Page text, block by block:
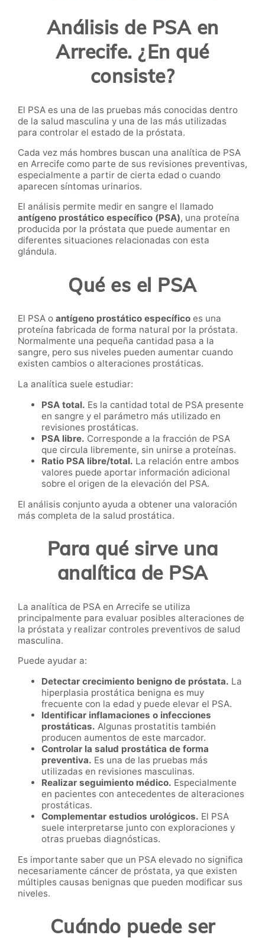
Análisis de PSA en
Arrecife. ¿En qué
consiste?
El PSA es una de las pruebas más conocidas dentro
de la salud masculina y una de las más utilizadas
para controlar el estado de la próstata.
Cada vez más hombres buscan una analítica de PSA
en Arrecife como parte de sus revisiones preventivas,
especialmente a partir de cierta edad o cuando
aparecen síntomas urinarios.
El análisis permite medir en sangre el llamado
antígeno prostático específico (PSA), una proteína
producida por la próstata que puede aumentar en
diferentes situaciones relacionadas con esta
glándula.
Qué es el PSA
El PSA o antígeno prostático específico es una
proteína fabricada de forma natural por la próstata.
Normalmente una pequeña cantidad pasa a la
sangre, pero sus niveles pueden aumentar cuando
existen cambios o alteraciones prostáticas.
La analítica suele estudiar:
PSA total. Es la cantidad total de PSA presente
en sangre y el parámetro más utilizado en
revisiones prostáticas.
PSA libre. Corresponde a la fracción de PSA
que circula libremente, sin unirse a proteínas.
Ratio PSA libre/total. La relación entre ambos
valores puede aportar información adicional
sobre el origen de la elevación del PSA.
El análisis conjunto ayuda a obtener una valoración
más completa de la salud prostática.
Para qué sirve una
analítica de PSA
La analítica de PSA en Arrecife se utiliza
principalmente para evaluar posibles alteraciones de
la próstata y realizar controles preventivos de salud
masculina.
Puede ayudar a:
Detectar crecimiento benigno de próstata. La
hiperplasia prostática benigna es muy
frecuente con la edad y puede elevar el PSA.
Identificar inflamaciones o infecciones
prostáticas. Algunas prostatitis también
producen aumentos de este marcador.
Controlar la salud prostática de forma
preventiva. Es una de las pruebas más
utilizadas en revisiones masculinas.
Realizar seguimiento médico. Especialmente
en pacientes con antecedentes de alteraciones
prostáticas.
Complementar estudios urológicos. El PSA
suele interpretarse junto con exploraciones y
otras pruebas diagnósticas.
Es importante saber que un PSA elevado no significa
necesariamente cáncer de próstata, ya que existen
múltiples causas benignas que pueden modificar sus
niveles.
Cuándo puede ser